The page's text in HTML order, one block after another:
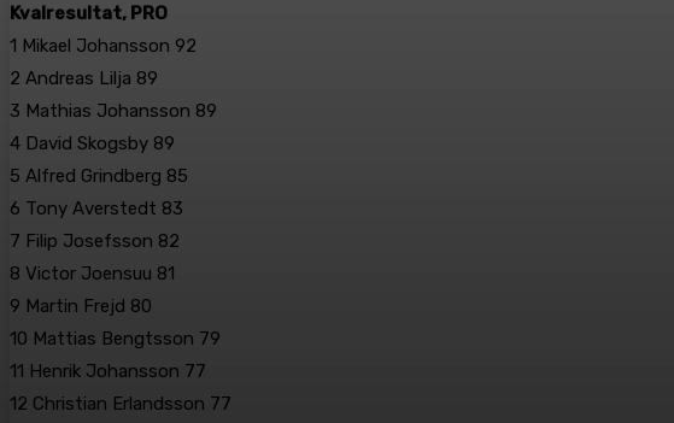
Kvalresultat, PRO
1 Mikael Johansson 92
2 Andreas Lilja 89
3 Mathias Johansson 89
4 David Skogsby 89
5 Alfred Grindberg 85
6 Tony Averstedt 83
7 Filip Josefsson 82
8 Victor Joensuu 81
9 Martin Frejd 80
10 Mattias Bengtsson 79
11 Henrik Johansson 77
12 Christian Erlandsson 77